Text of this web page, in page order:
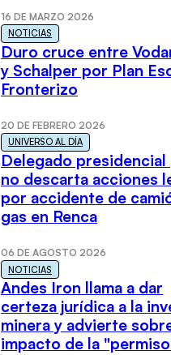
16 DE MARZO 2026
NOTICIAS
Duro cruce entre
y Schalper por Plan
Fronterizo
20 DE FEBRERO 2026
UNIVERSO AL DÍA
Delegado presidencial
no descarta acciones
por accidente de
gas en Renca
06 DE AGOSTO 2026
NOTICIAS
Andes Iron llama a dar
certeza jurídica a la
minera y advierte
impacto de la